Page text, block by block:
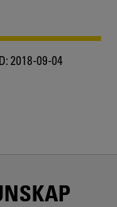
2018-09-04